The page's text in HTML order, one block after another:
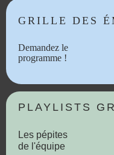
GRILLE DES
Demandez le
programme !
PLAYLISTS
Les pépites
de l'équipe